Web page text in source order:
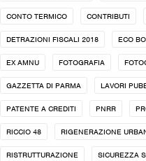
CONTO TERMICO CONTRIBUTI
DETRAZIONI FISCALI 2018 ECO
EX AMNU FOTOGRAFIA
GAZZETTA DI PARMA LAVORI
PATENTE A CREDITI PNRR
RICCIO 48 RIGENERAZIONE
RISTRUTTURAZIONE SICUREZZA